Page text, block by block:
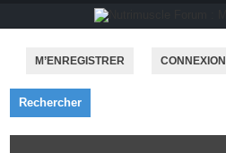
M’ENREGISTRER CONNEXION
Rechercher